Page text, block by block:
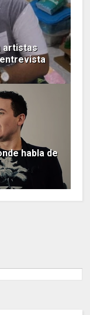
artistas
habla de